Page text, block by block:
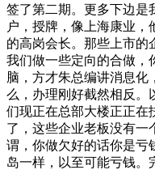
签了第二期。更多下边是
户，授牌，像上海康业，
的高岗会长。那些上市的
我们做一些定向的合做，
脑，方才朱总编讲消息化
么，办理刚好截然相反。
们现正在总部大楼正正在
了，这些企业老板没有一
谓，你做欠好的话你是亏
岛一样，以至可能亏钱。